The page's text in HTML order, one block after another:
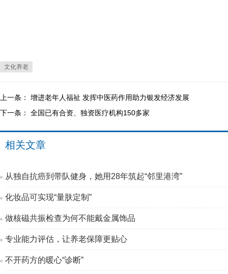
文化养老
上一条： 增进老年人福祉 发挥中医药作用助力银发经济发展
下一条： 全国已有合资、独资医疗机构150多家
相关文章
从独自抗癌到带队健身，她用28年筑起“邻里港湾”
化妆品可实现“量肤定制”
做核磁共振检查为何不能戴金属饰品
专业能力评估，让养老保障更贴心
不开药方的暖心“诊断”